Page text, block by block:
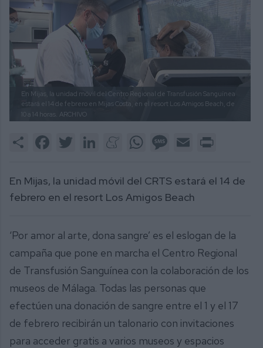
En Mijas, la unidad móvil del Centro Regional de Transfusión Sanguínea
estará el 14 de febrero en Mijas Costa, en el resort Los Amigos Beach, de
10 a 14 horas. ARCHIVO
Share FacebookTwitter LinkedInMeneameWhatsAppMessage
Email
En Mijas, la unidad móvil del CRTS estará el 14 de
febrero en el resort Los Amigos Beach
‘Por amor al arte, dona sangre’ es el eslogan de la
campaña que pone en marcha el Centro Regional
de Transfusión Sanguínea con la colaboración de los
museos de Málaga. Todas las personas que
efectúen una donación de sangre entre el 1 y el 17
de febrero recibirán un talonario con invitaciones
para acceder gratis a varios museos y espacios